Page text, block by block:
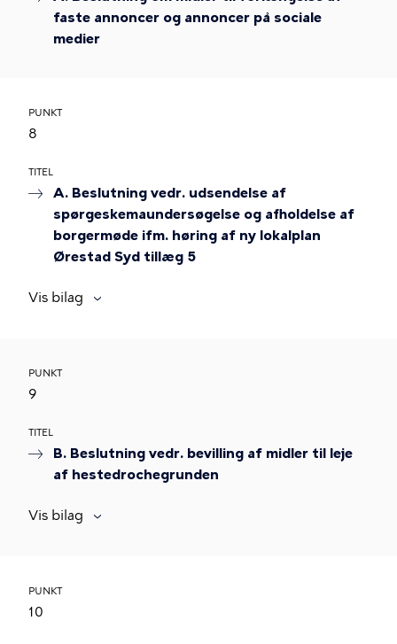
faste annoncer og annoncer på sociale
medier
PUNKT
8
TITEL
A. Beslutning vedr. udsendelse af
spørgeskemaundersøgelse og afholdelse af
borgermøde ifm. høring af ny lokalplan
Ørestad Syd tillæg 5
Vis bilag
PUNKT
9
TITEL
B. Beslutning vedr. bevilling af midler til leje
af hestedrochegrunden
Vis bilag
PUNKT
10